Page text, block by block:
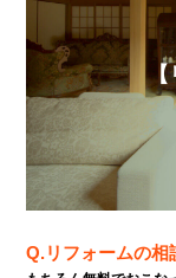
【
Q.リフォームの相